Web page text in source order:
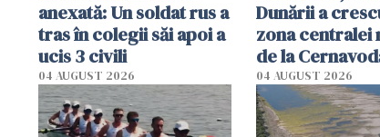
anexată: Un soldat rus a
tras în colegii săi apoi a
ucis 3 civili
04 AUGUST 2026
Dunării a
zona centralei
de la
cm faţă de
04 AUGUST 2026